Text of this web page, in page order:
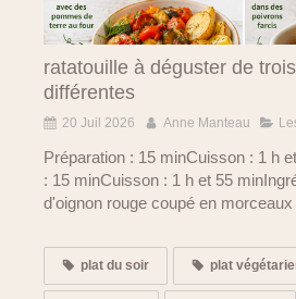
ratatouille à déguster de
différentes
20 Juil 2026 Anne Manteau
Préparation : 15 minCuisson : 1 h
: 15 minCuisson : 1 h et 55
d'oignon rouge coupé en
plat du soir plat